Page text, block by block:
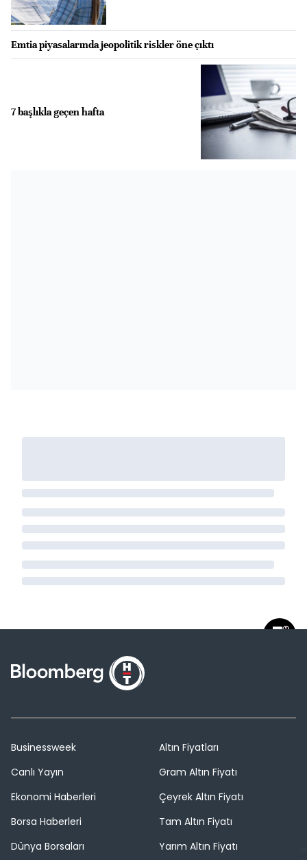
Emtia piyasalarında jeopolitik riskler öne çıktı
7 başlıkla geçen hafta
Businessweek
Canlı Yayın
Ekonomi Haberleri
Borsa Haberleri
Dünya Borsaları
Altın Fiyatları
Gram Altın Fiyatı
Çeyrek Altın Fiyatı
Tam Altın Fiyatı
Yarım Altın Fiyatı